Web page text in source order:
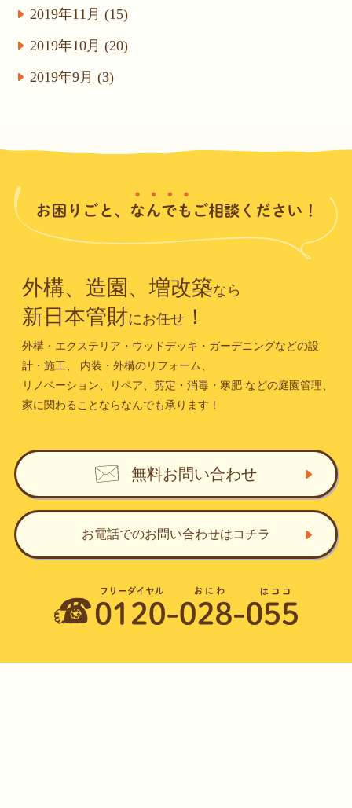
2019年11月 (15)
2019年10月 (20)
2019年9月 (3)
外構、造園、増改築なら
新日本管財にお任せ！
外構・エクステリア・ウッドデッキ・ガーデニングなどの設
計・施工、
内装・外構のリフォーム、
リノベーション、リペア、剪定・消毒・寒肥などの庭園管理、
家に関わることならなんでも承ります！
無料お問い合わせ
お電話でのお問い合わせはコチラ